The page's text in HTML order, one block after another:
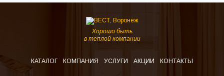
Хорошо быть
в теплой компании
КАТАЛОГ КОМПАНИЯ УСЛУГИ АКЦИИ КОНТАКТЫ